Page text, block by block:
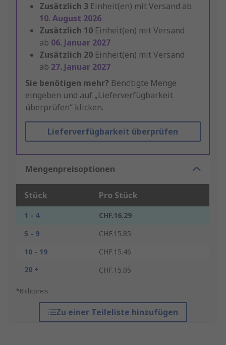
Zusätzlich 3 Einheit(en) mit Versand ab
10. August 2026
Zusätzlich 10 Einheit(en) mit Versand
ab 06. Januar 2027
Zusätzlich 20 Einheit(en) mit Versand
ab 27. Januar 2027
Sie benötigen mehr? Benötigte Menge
eingeben und auf „Lieferverfügbarkeit
überprüfen“ klicken.
Lieferverfügbarkeit überprüfen
Mengenpreisoptionen
Stück Pro Stück
1 - 4
CHF.16.29
5 - 9
CHF.15.85
10 - 19
CHF.15.46
20 +
CHF.15.05
*Richtpreis
Zu einer Teileliste hinzufügen